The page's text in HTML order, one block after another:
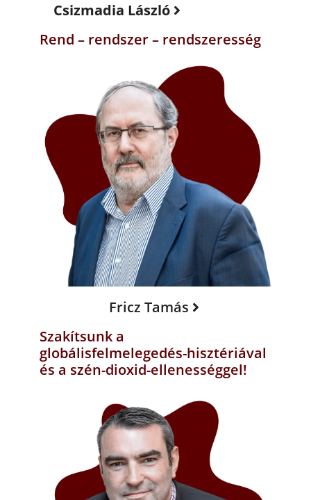
Csizmadia László
Rend – rendszer – rendszeresség
Fricz Tamás
Szakítsunk a
globálisfelmelegedés-hisztériával
és a szén-dioxid-ellenességgel!